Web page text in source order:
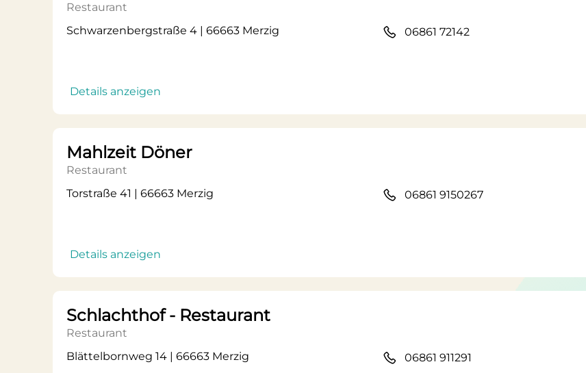
Restaurant
Schwarzenbergstraße 4 | 66663 Merzig
Details anzeigen
06861 72142
Mahlzeit Döner
Restaurant
Torstraße 41 | 66663 Merzig
Details anzeigen
06861 9150267
Schlachthof - Restaurant
Restaurant
Blättelbornweg 14 | 66663 Merzig
06861 911291